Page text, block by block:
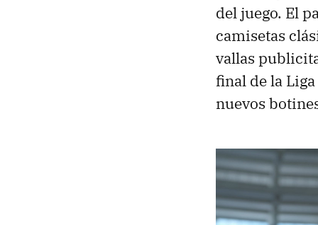
del juego. El
camisetas
vallas
final de la
nuevos